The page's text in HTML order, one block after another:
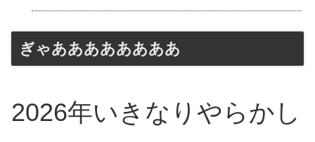
ぎゃああああああああ
2026年いきなりやらかし